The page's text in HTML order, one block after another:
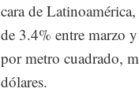
cara de
de 3.4% entre marzo
por metro cuadrado,
dólares.